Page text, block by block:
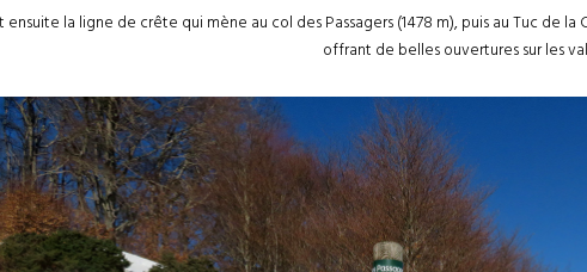
ensuite la ligne de crête qui mène au col des Passagers (1478 m), puis au Tuc de
offrant de belles ouvertures sur les